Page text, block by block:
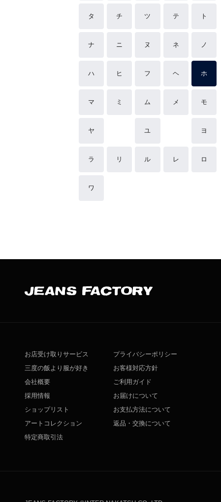
タ チ ツ テ ト
ナ ニ ヌ ネ ノ
ハ ヒ フ ヘ ホ
マ ミ ム メ モ
ヤ ユ ヨ
ラ リ ル レ ロ
ワ
お店受け取りサービス
三度の飯より服が好き
会社概要
採用情報
ショップリスト
アートコレクション
特定商取引法
プライバシーポリシー
お客様対応方針
ご利用ガイド
お届けについて
お支払方法について
返品・交換について